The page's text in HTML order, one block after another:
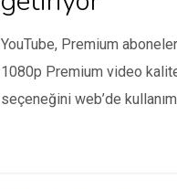
YouTube, Premium
1080p Premium video
seçeneğini web’de